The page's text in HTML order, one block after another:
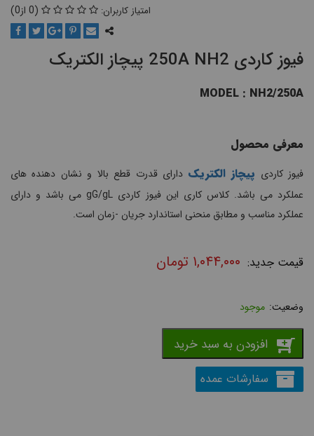
0
0
فیوز کاردی 250A NH2 پیچاز الکتریک
MODEL : NH2/250A
معرفی محصول
فیوز کاردی پیچاز الکتریک دارای قدرت قطع بالا و نشان دهنده های
عملکرد می باشد. کلاس کاری این فیوز کاردی gG/gL می باشد و دارای
عملکرد مناسب و مطابق منحنی استاندارد جریان -زمان است.
۱,۰۴۴,۰۰۰ تومان
موجود
افزودن به سبد خرید
سفارشات عمده